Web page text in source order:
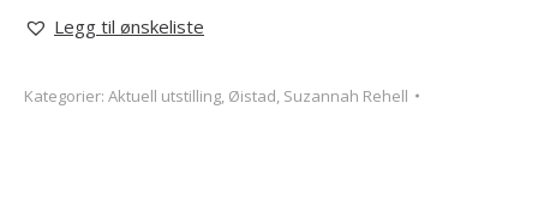
Legg til ønskeliste
Kategorier: Aktuell utstilling Øistad, Suzannah Rehell